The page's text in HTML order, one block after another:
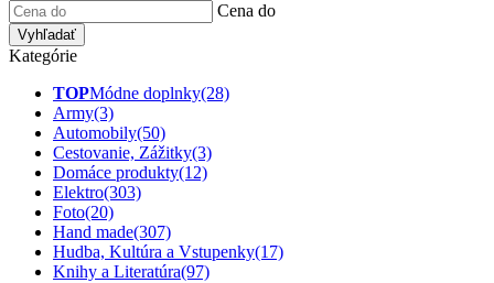
Cena do
Vyhľadať
Kategórie
TOPMódne doplnky(28)
Army(3)
Automobily(50)
Cestovanie, Zážitky(3)
Domáce produkty(12)
Elektro(303)
Foto(20)
Hand made(307)
Hudba, Kultúra a Vstupenky(17)
Knihy a Literatúra(97)